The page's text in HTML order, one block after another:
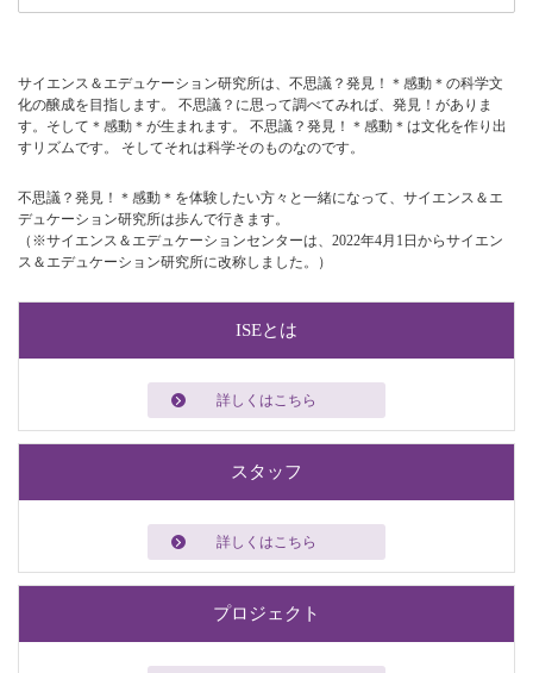
サイエンス＆エデュケーション研究所は、不思議？発見！＊感動＊の科学文
化の醸成を目指します。 不思議？に思って調べてみれば、発見！がありま
す。そして＊感動＊が生まれます。 不思議？発見！＊感動＊は文化を作り出
すリズムです。 そしてそれは科学そのものなのです。
不思議？発見！＊感動＊を体験したい方々と一緒になって、サイエンス＆エ
デュケーション研究所は歩んで行きます。
（※サイエンス＆エデュケーションセンターは、2022年4月1日からサイエン
ス＆エデュケーション研究所に改称しました。）
ISEとは
詳しくはこちら
スタッフ
詳しくはこちら
プロジェクト